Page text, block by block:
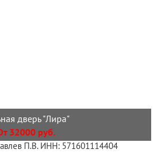
дверь "Лира"
32000 руб.
П.В. ИНН: 571601114404